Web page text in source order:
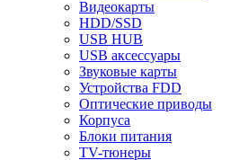
Видеокарты
HDD/SSD
USB HUB
USB аксессуары
Звуковые карты
Устройства FDD
Оптические приводы
Корпуса
Блоки питания
TV-тюнеры